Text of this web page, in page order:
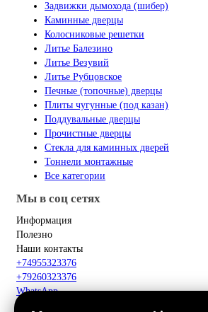
Задвижки дымохода (шибер)
Каминные дверцы
Колосниковые решетки
Литье Балезино
Литье Везувий
Литье Рубцовское
Печные (топочные) дверцы
Плиты чугунные (под казан)
Поддувальные дверцы
Прочистные дверцы
Стекла для каминных дверей
Тоннели монтажные
Все категории
Мы в соц сетях
Информация
Полезно
Наши контакты
+74955323376
+79260323376
WhatsApp